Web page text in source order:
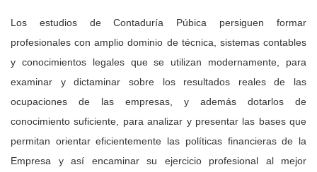
Los estudios de Contaduría Púbica persiguen formar
profesionales con amplio dominio de técnica, sistemas contables
y conocimientos legales que se utilizan modernamente, para
examinar y dictaminar sobre los resultados reales de las
ocupaciones de las empresas, y además dotarlos de
conocimiento suficiente, para analizar y presentar las bases que
permitan orientar eficientemente las políticas financieras de la
Empresa y así encaminar su ejercicio profesional al mejor